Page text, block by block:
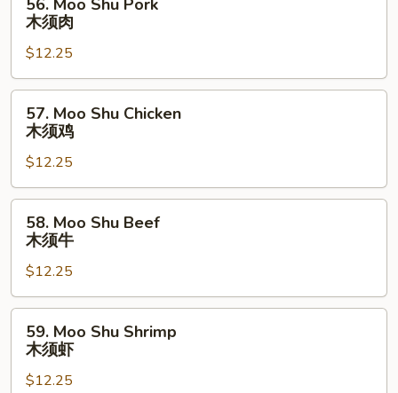
Moo
Shu
Pork
木
须
56. Moo Shu Pork
木须肉
$12.25
Moo
Shu
Chicken
木
须
57. Moo Shu Chicken
木须鸡
$12.25
Moo
Shu
Beef
木
须
58. Moo Shu Beef
木须牛
$12.25
Moo
Shu
Shrimp
59. Moo Shu Shrimp
木须虾
$12.25